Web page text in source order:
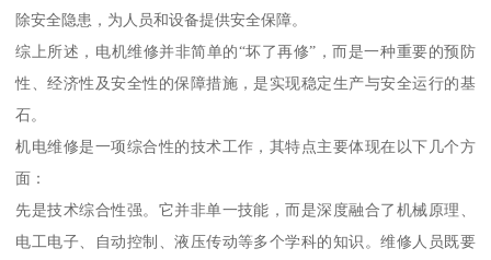
除安全隐患，为人员和设备提供安全保障。
综上所述，电机维修并非简单的“坏了再修”，而是一种重要的预防
性、经济性及安全性的保障措施，是实现稳定生产与安全运行的基
石。
机电维修是一项综合性的技术工作，其特点主要体现在以下几个方
面：
先是技术综合性强。它并非单一技能，而是深度融合了机械原理、
电工电子、自动控制、液压传动等多个学科的知识。维修人员既要